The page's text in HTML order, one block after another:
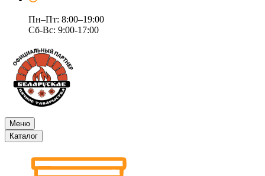
Пн–Пт: 8:00–19:00
Сб-Вс: 9:00-17:00
Меню
Каталог